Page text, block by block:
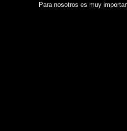
Para nosotros es muy